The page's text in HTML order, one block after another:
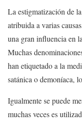
La estigmatización de
atribuida a varias
una gran influencia en
Muchas
han etiquetado a la
satánica o demoníaca,
Igualmente se puede
muchas veces es